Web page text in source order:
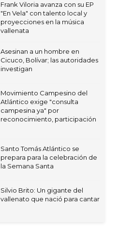
Frank Viloria avanza con su EP
"En Vela" con talento local y
proyecciones en la música
vallenata
Asesinan a un hombre en
Cicuco, Bolívar; las autoridades
investigan
Movimiento Campesino del
Atlántico exige "consulta
campesina ya" por
reconocimiento, participación
Santo Tomás Atlántico se
prepara para la celebración de
la Semana Santa
Silvio Brito: Un gigante del
vallenato que nació para cantar